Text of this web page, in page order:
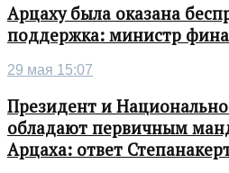
Арцаху была оказана
поддержка: министр
29 мая 15:07
Президент и
обладают первичным
Арцаха: ответ